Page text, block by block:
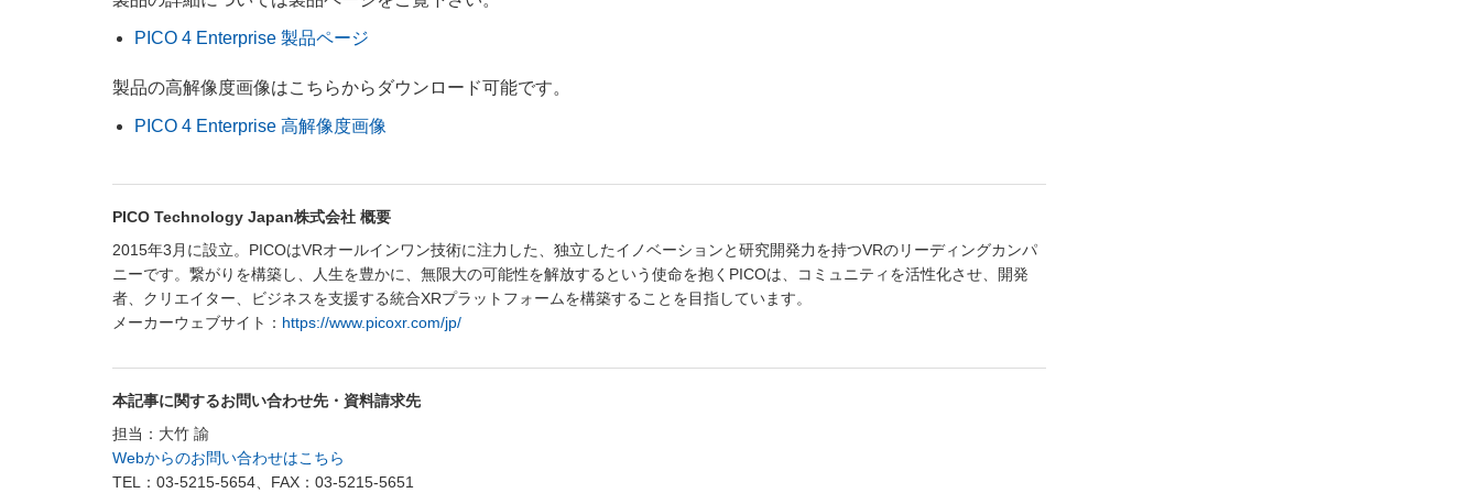
PICO 4 Enterprise 製品ページ
製品の高解像度画像はこちらからダウンロード可能です。
PICO 4 Enterprise 高解像度画像
PICO Technology Japan株式会社 概要
2015年3月に設立。PICOはVRオールインワン技術に注力した、独立したイノベーションと研究開発力を持つVRのリーディングカンパ
ニーです。繋がりを構築し、人生を豊かに、無限大の可能性を解放するという使命を抱くPICOは、コミュニティを活性化させ、開発
者、クリエイター、ビジネスを支援する統合XRプラットフォームを構築することを目指しています。
メーカーウェブサイト： https://www.picoxr.com/jp/
本記事に関するお問い合わせ先・資料請求先
担当：大竹 諭
Webからのお問い合わせはこちら
TEL：03-5215-5654、FAX：03-5215-5651